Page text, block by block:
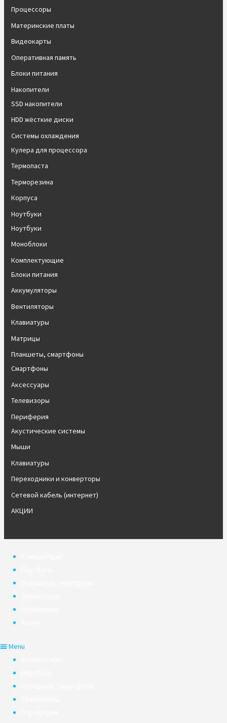
Процессоры
Материнские платы
Видеокарты
Оперативная память
Блоки питания
Накопители
SSD накопители
HDD жёсткие диски
Системы охлаждения
Кулера для процессора
Термопаста
Терморезина
Корпуса
Ноутбуки
Ноутбуки
Моноблоки
Комплектующие
Блоки питания
Аккумуляторы
Вентиляторы
Клавиатуры
Матрицы
Планшеты, смартфоны
Смартфоны
Аксессуары
Телевизоры
Периферия
Акустические системы
Мыши
Клавиатуры
Переходники и конверторы
Сетевой кабель (интернет)
АКЦИИ
Menu